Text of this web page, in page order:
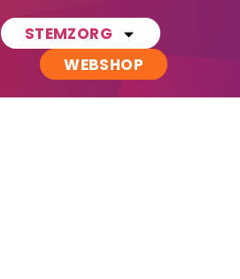
STEMZORG
WEBSHOP